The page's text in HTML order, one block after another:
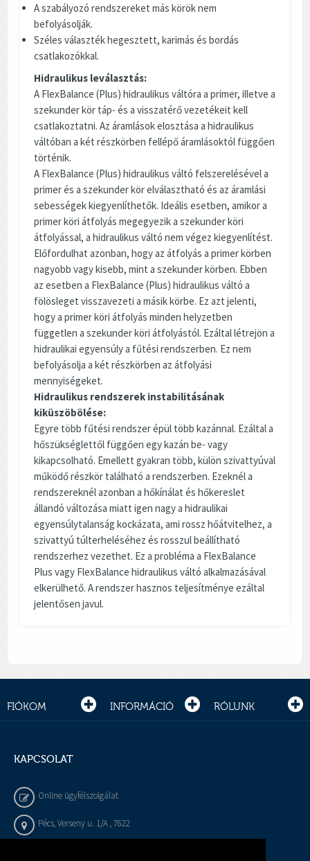
A szabályozó rendszereket más körök nem
befolyásolják.
Széles választék hegesztett, karimás és bordás
csatlakozókkal.
Hidraulikus leválasztás:
A FlexBalance (Plus) hidraulikus váltóra a primer, illetve a
szekunder kör táp- és a visszatérő vezetékeit kell
csatlakoztatni. Az áramlások elosztása a hidraulikus
váltóban a két részkörben fellépő áramlásoktól függően
történik.
A FlexBalance (Plus) hidraulikus váltó felszerelésével a
primer és a szekunder kör elválasztható és az áramlási
sebességek kiegyenlíthetők. Ideális esetben, amikor a
primer köri átfolyás megegyezik a szekunder köri
átfolyással, a hidraulikus váltó nem végez kiegyenlítést.
Előfordulhat azonban, hogy az átfolyás a primer körben
nagyobb vagy kisebb, mint a szekunder körben. Ebben
az esetben a FlexBalance (Plus) hidraulikus váltó a
fölösleget visszavezeti a másik körbe. Ez azt jelenti,
hogy a primer köri átfolyás minden helyzetben
független a szekunder köri átfolyástól. Ezáltal létrejön a
hidraulikai egyensúly a fűtési rendszerben. Ez nem
befolyásolja a két részkörben az átfolyási
mennyiségeket.
Hidraulikus rendszerek instabilitásának
kiküszöbölése:
Egyre több fűtési rendszer épül több kazánnal. Ezáltal a
hőszükséglettől függően egy kazán be- vagy
kikapcsolható. Emellett gyakran több, külön szivattyúval
működő részkör található a rendszerben. Ezeknél a
rendszereknél azonban a hőkínálat és hőkereslet
állandó változása miatt igen nagy a hidraulikai
egyensúlytalanság kockázata, ami rossz hőátvitelhez, a
szivattyú túlterheléséhez és rosszul beállítható
rendszerhez vezethet. Ez a probléma a FlexBalance
Plus vagy FlexBalance hidraulikus váltó alkalmazásával
elkerülhető. A rendszer hasznos teljesítménye ezáltal
jelentősen javul.
FIÓKOM INFORMÁCIÓ RÓLUNK
KAPCSOLAT
Online ügyfélszolgálat
Pécs, Verseny u. 1/A , 7622